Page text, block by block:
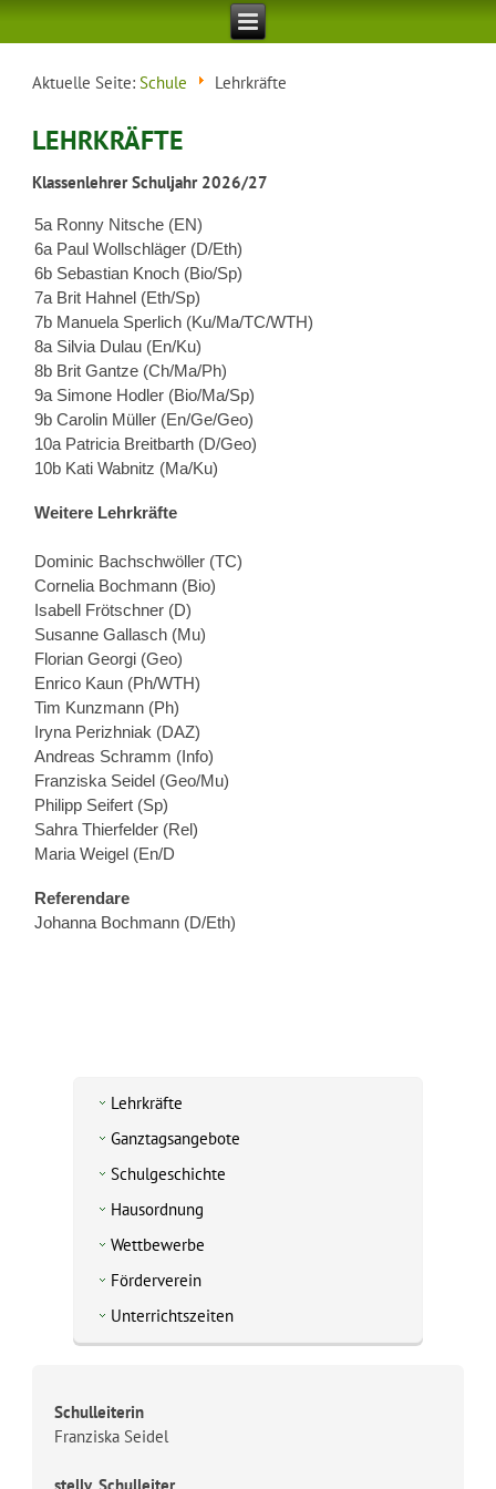
Aktuelle Seite:Schule Lehrkräfte
LEHRKRÄFTE
Klassenlehrer Schuljahr 2026/27
5a Ronny Nitsche (EN)
6a Paul Wollschläger (D/Eth)
6b Sebastian Knoch (Bio/Sp)
7a Brit Hahnel (Eth/Sp)
7b Manuela Sperlich (Ku/Ma/TC/WTH)
8a Silvia Dulau (En/Ku)
8b Brit Gantze (Ch/Ma/Ph)
9a Simone Hodler (Bio/Ma/Sp)
9b Carolin Müller (En/Ge/Geo)
10a Patricia Breitbarth (D/Geo)
10b Kati Wabnitz (Ma/Ku)
Weitere Lehrkräfte
Dominic Bachschwöller (TC)
Cornelia Bochmann (Bio)
Isabell Frötschner (D)
Susanne Gallasch (Mu)
Florian Georgi (Geo)
Enrico Kaun (Ph/WTH)
Tim Kunzmann (Ph)
Iryna Perizhniak (DAZ)
Andreas Schramm (Info)
Franziska Seidel (Geo/Mu)
Philipp Seifert (Sp)
Sahra Thierfelder (Rel)
Maria Weigel (En/D
Referendare
Johanna Bochmann (D/Eth)
Lehrkräfte
Ganztagsangebote
Schulgeschichte
Hausordnung
Wettbewerbe
Förderverein
Unterrichtszeiten
Schulleiterin
Franziska Seidel